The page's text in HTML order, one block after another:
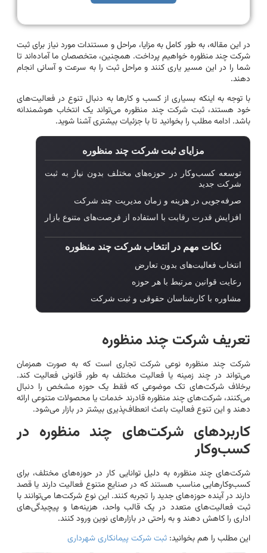
در این مقاله، به طور کامل به مزایا، مراحل و مستندات مورد نیاز برای ثبت
شرکت چند منظوره خواهیم پرداخت. همچنین، متخصصان ما آماده‌اند تا
شما را در این مسیر یاری کنند و مراحل ثبت را به سرعت و آسانی انجام
دهند.
با توجه به اینکه بسیاری از کسب و کارها به دنبال تنوع در فعالیت‌های
خود هستند، ثبت شرکت چند منظوره می‌تواند یک انتخاب هوشمندانه
باشد. ادامه مطلب را بخوانید تا با جزئیات بیشتری آشنا شوید.
مزایای ثبت شرکت چند منظوره
توسعه کسب‌وکار در حوزه‌های مختلف بدون نیاز به ثبت
شرکت جدید
صرفه‌جویی در هزینه و زمان مدیریت چند شرکت
افزایش قدرت رقابت با استفاده از فرصت‌های متنوع بازار
نکات مهم در انتخاب شرکت چند منظوره
انتخاب فعالیت‌های بدون تعارض
رعایت قوانین مرتبط با هر حوزه
مشاوره با کارشناسان حقوقی و ثبت شرکت
تعریف شرکت چند منظوره
شرکت چند منظوره نوعی شرکت تجاری است که به صورت همزمان
می‌تواند در چند زمینه یا فعالیت مختلف به طور قانونی فعالیت کند.
برخلاف شرکت‌های تک موضوعی که فقط یک حوزه مشخص را دنبال
می‌کنند، شرکت‌های چند منظوره قادرند خدمات یا محصولات متنوعی ارائه
دهند و این تنوع فعالیت باعث انعطاف‌پذیری بیشتر در بازار می‌شود.
کاربردهای شرکت‌های چند منظوره در
کسب‌وکار
شرکت‌های چند منظوره به دلیل توانایی کار در حوزه‌های مختلف، برای
کسب‌وکارهایی مناسب هستند که در صنایع متنوع فعالیت دارند یا قصد
دارند در آینده حوزه‌های جدید را تجربه کنند. این نوع شرکت‌ها می‌توانند با
ثبت فعالیت‌های متعدد در یک قالب واحد، هزینه‌ها و پیچیدگی‌های
اداری را کاهش دهند و به راحتی در بازارهای نوین ورود کنند.
این مطلب را هم بخوانید: ثبت شرکت پیمانکاری شهرداری